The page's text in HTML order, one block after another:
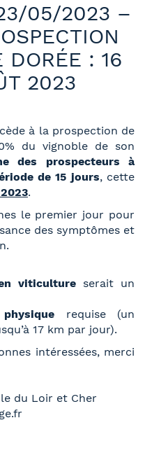
05/2023 –
DORÉE : 16
2023
à la prospection de
du vignoble de son
des prospecteurs à
de 15 jours, cette
.
le premier jour pour
des symptômes et
viticultureserait un
requise (un
17 km par jour).
intéressées, merci
du Loir et Cher